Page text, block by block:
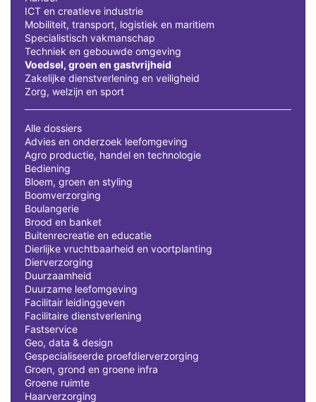
ICT en creatieve industrie
Mobiliteit, transport, logistiek en maritiem
Specialistisch vakmanschap
Techniek en gebouwde omgeving
Voedsel, groen en gastvrijheid
Zakelijke dienstverlening en veiligheid
Zorg, welzijn en sport
Alle dossiers
Advies en onderzoek leefomgeving
Agro productie, handel en technologie
Bediening
Bloem, groen en styling
Boomverzorging
Boulangerie
Brood en banket
Buitenrecreatie en educatie
Dierlijke vruchtbaarheid en voortplanting
Dierverzorging
Duurzaamheid
Duurzame leefomgeving
Facilitair leidinggeven
Facilitaire dienstverlening
Fastservice
Geo, data & design
Gespecialiseerde proefdierverzorging
Groen, grond en groene infra
Groene ruimte
Haarverzorging